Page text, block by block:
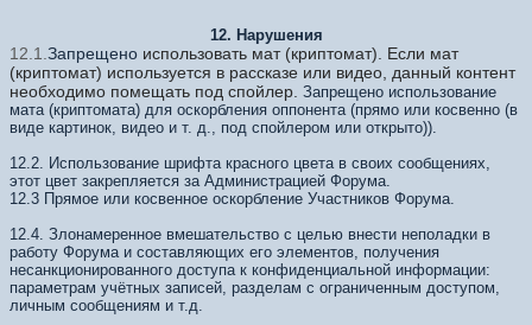
12. Нарушения
12.1. Запрещено использовать мат (криптомат). Если мат
(криптомат) используется в рассказе или видео, данный контент
необходимо помещать под спойлер. Запрещено использование
мата (криптомата) для оскорбления оппонента (прямо или косвенно (в
виде картинок, видео и т. д., под спойлером или открыто)).
12.2. Использование шрифта красного цвета в своих сообщениях,
этот цвет закрепляется за Администрацией Форума.
12.3 Прямое или косвенное оскорбление Участников Форума.
12.4. Злонамеренное вмешательство с целью внести неполадки в
работу Форума и составляющих его элементов, получения
несанкционированного доступа к конфиденциальной информации:
параметрам учётных записей, разделам с ограниченным доступом,
личным сообщениям и т.д.